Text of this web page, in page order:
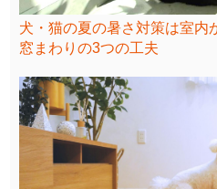
犬・猫の夏の暑さ対策は室内
窓まわりの3つの工夫